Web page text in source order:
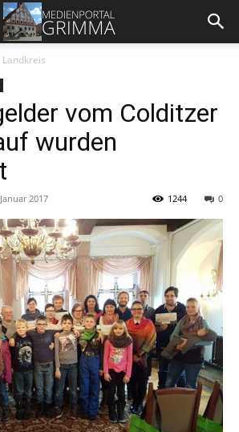
Landkreis
vom Colditzer
wurden
2017 0
1244